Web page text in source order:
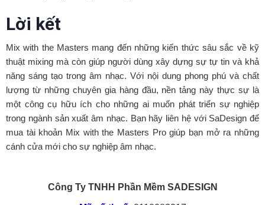
Lời kết
Mix with the Masters mang đến những kiến thức sâu sắc về kỹ
thuật mixing mà còn giúp người dùng xây dựng sự tự tin và khả
năng sáng tạo trong âm nhạc. Với nội dung phong phú và chất
lượng từ những chuyên gia hàng đầu, nền tảng này thực sự là
một công cụ hữu ích cho những ai muốn phát triển sự nghiệp
trong ngành sản xuất âm nhạc. Bạn hãy liên hệ với SaDesign để
mua tài khoản Mix with the Masters Pro giúp bạn mở ra những
cánh cửa mới cho sự nghiệp âm nhạc.
Công Ty TNHH Phần Mềm SADESIGN